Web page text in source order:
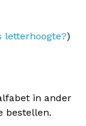
letterhoogte?)
in ander
bestellen.